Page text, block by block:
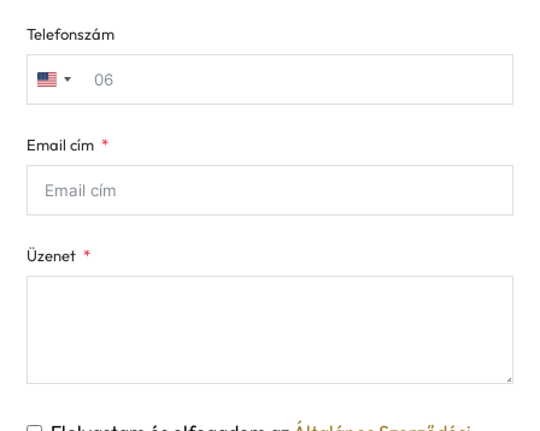
Telefonszám
United
+1
Email cím
Üzenet